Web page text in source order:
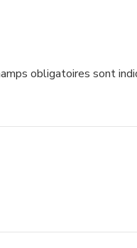
obligatoires sont